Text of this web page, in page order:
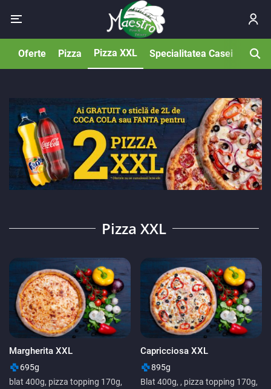
Oferte Pizza Pizza XXL Specialitatea Casei
Pizza XXL
Margherita XXL
695g
blat 400g, pizza topping 170g,
Capricciosa XXL
895g
Blat 400g, , pizza topping 170g,